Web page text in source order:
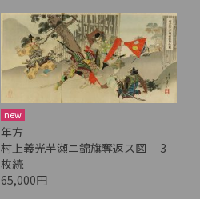
new
年方
村上義光芋瀬ニ錦旗奪返ス図 3
枚続
65,000円